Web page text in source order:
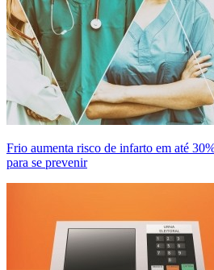
Frio aumenta risco de infarto em até
para se prevenir